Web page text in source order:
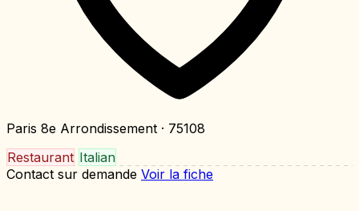
Paris 8e Arrondissement · 75108
Restaurant Italian
Contact sur demande Voir la fiche